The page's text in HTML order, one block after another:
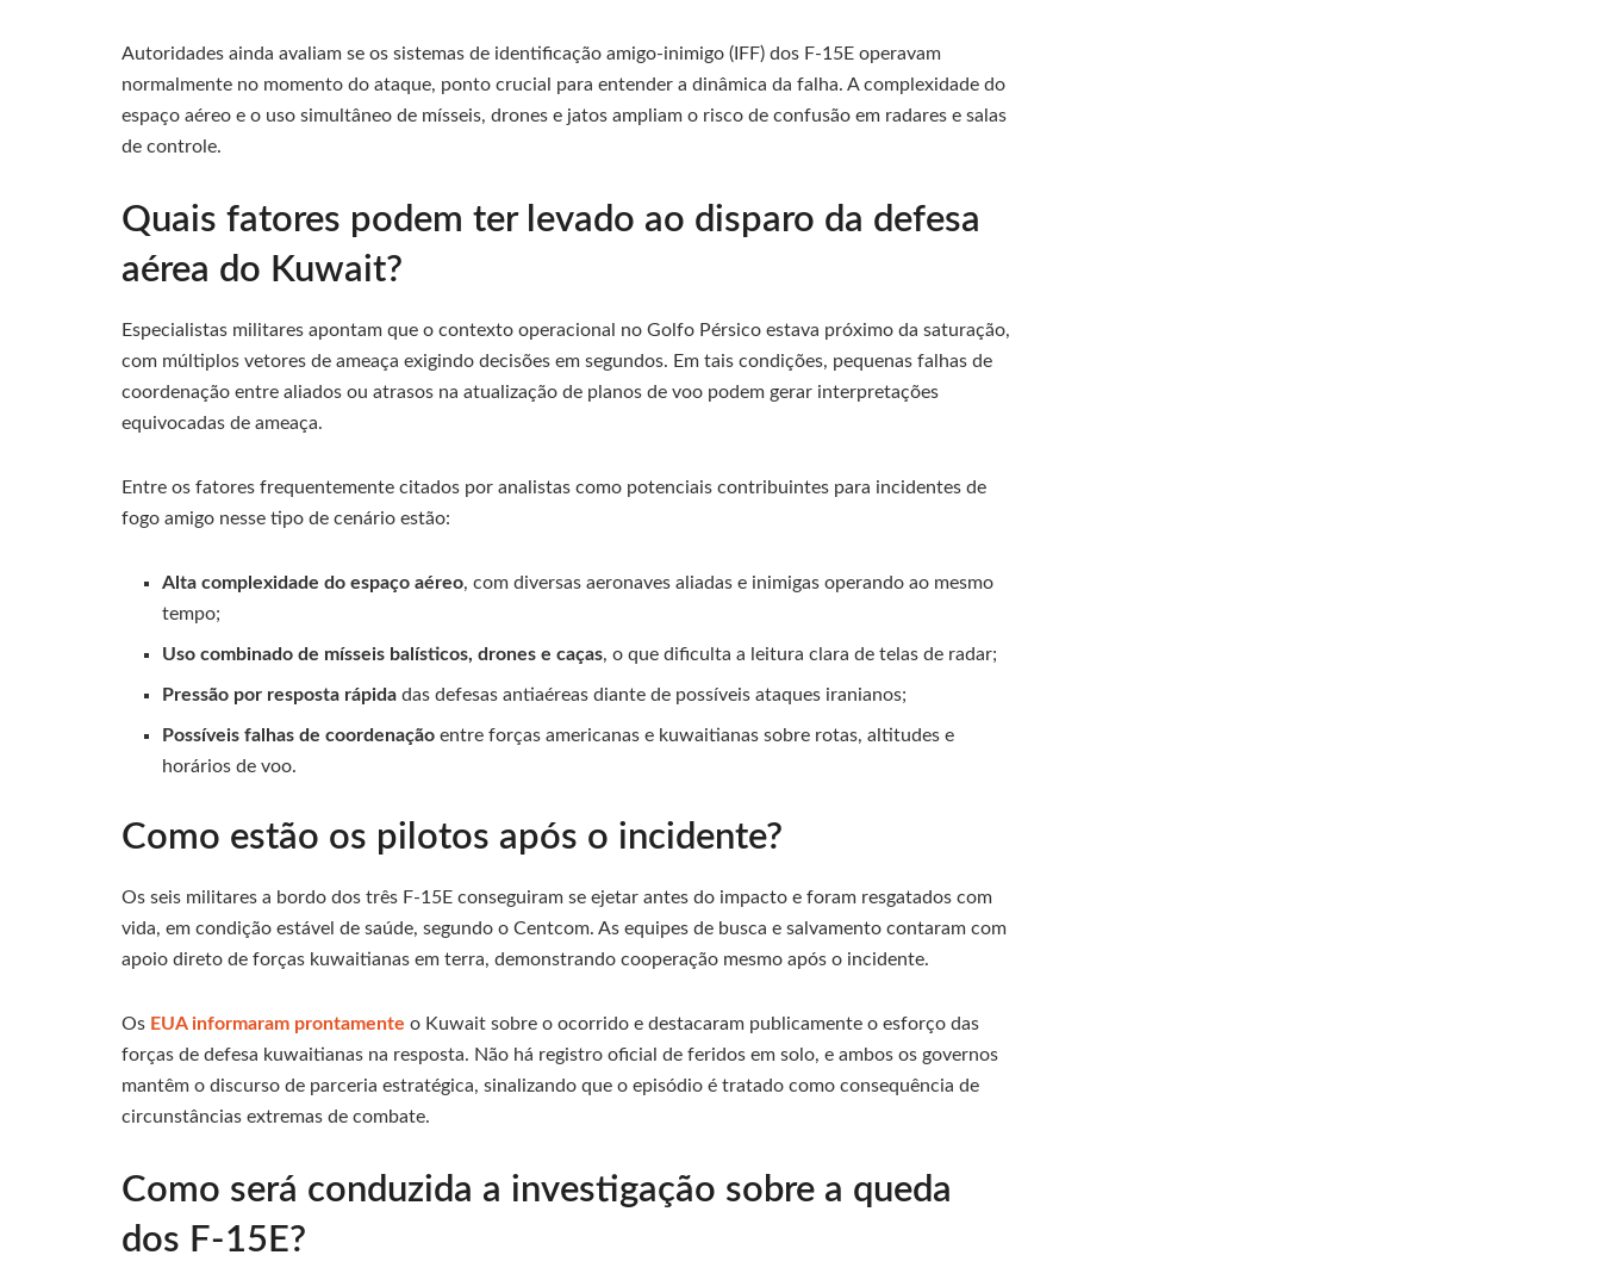
Autoridades ainda avaliam se os sistemas de identificação amigo-inimigo (IFF) dos F-15E operavam
normalmente no momento do ataque, ponto crucial para entender a dinâmica da falha. A complexidade do
espaço aéreo e o uso simultâneo de mísseis, drones e jatos ampliam o risco de confusão em radares e salas
de controle.
Quais fatores podem ter levado ao disparo da defesa
aérea do Kuwait?
Especialistas militares apontam que o contexto operacional no Golfo Pérsico estava próximo da saturação,
com múltiplos vetores de ameaça exigindo decisões em segundos. Em tais condições, pequenas falhas de
coordenação entre aliados ou atrasos na atualização de planos de voo podem gerar interpretações
equivocadas de ameaça.
Entre os fatores frequentemente citados por analistas como potenciais contribuintes para incidentes de
fogo amigo nesse tipo de cenário estão:
Alta complexidade do espaço aéreo, com diversas aeronaves aliadas e inimigas operando ao mesmo
tempo;
Uso combinado de mísseis balísticos, drones e caças, o que dificulta a leitura clara de telas de radar;
Pressão por resposta rápida das defesas antiaéreas diante de possíveis ataques iranianos;
Possíveis falhas de coordenação entre forças americanas e kuwaitianas sobre rotas, altitudes e
horários de voo.
Como estão os pilotos após o incidente?
Os seis militares a bordo dos três F-15E conseguiram se ejetar antes do impacto e foram resgatados com
vida, em condição estável de saúde, segundo o Centcom. As equipes de busca e salvamento contaram com
apoio direto de forças kuwaitianas em terra, demonstrando cooperação mesmo após o incidente.
Os EUA informaram prontamente o Kuwait sobre o ocorrido e destacaram publicamente o esforço das
forças de defesa kuwaitianas na resposta. Não há registro oficial de feridos em solo, e ambos os governos
mantêm o discurso de parceria estratégica, sinalizando que o episódio é tratado como consequência de
circunstâncias extremas de combate.
Como será conduzida a investigação sobre a queda
dos F-15E?